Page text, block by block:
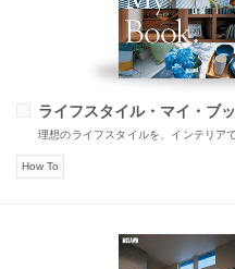
ライフスタイル・マイ・ブ
理想のライフスタイルを、インテリア
How To